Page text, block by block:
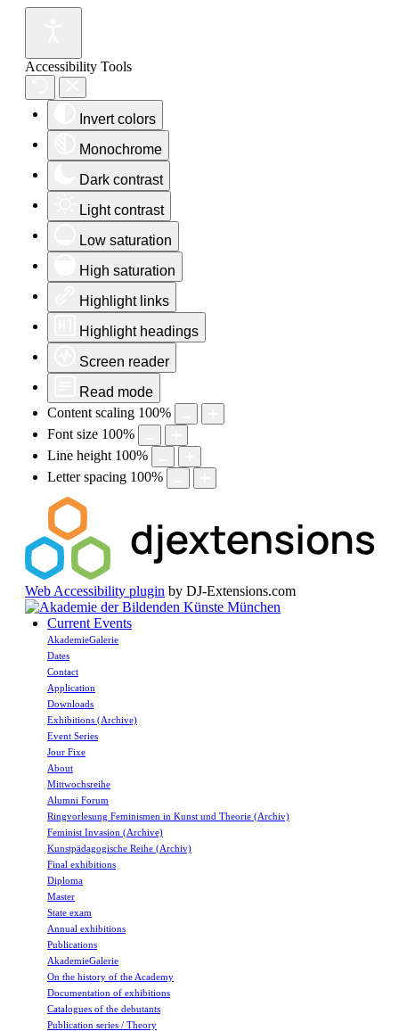
Accessibility Tools
Invert colors
Monochrome
Dark contrast
Light contrast
Low saturation
High saturation
Highlight links
Highlight headings
Screen reader
Read mode
Content scaling 100%
Font size 100%
Line height 100%
Letter spacing 100%
Web Accessibility plugin by DJ-Extensions.com
Current Events
AkademieGalerie
Dates
Contact
Application
Downloads
Exhibitions (Archive)
Event Series
Jour Fixe
About
Mittwochsreihe
Alumni Forum
Ringvorlesung Feminismen in Kunst und Theorie (Archiv)
Feminist Invasion (Archive)
Kunstpädagogische Reihe (Archiv)
Final exhibitions
Diploma
Master
State exam
Annual exhibitions
Publications
AkademieGalerie
On the history of the Academy
Documentation of exhibitions
Catalogues of the debutants
Publication series / Theory